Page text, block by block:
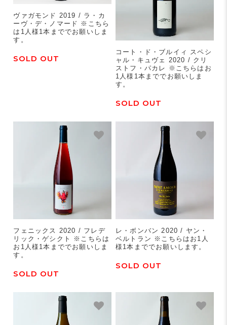
ヴァガモンド 2019 / ラ・カ
ーヴ・デ・ノマード ※こちら
は1人様1本まででお願いしま
す。
SOLD OUT
コート・ド・ブルイィ スペシ
ャル・キュヴェ 2020 / クリ
ストフ・パカレ ※こちらはお
1人様1本まででお願いしま
す。
SOLD OUT
フェニックス 2020 / フレデ
リック・ゲシクト ※こちらは
お1人様1本まででお願いしま
す。
SOLD OUT
レ・ボンバン 2020 / ヤン・
ベルトラン ※こちらはお1人
様1本まででお願いします。
SOLD OUT